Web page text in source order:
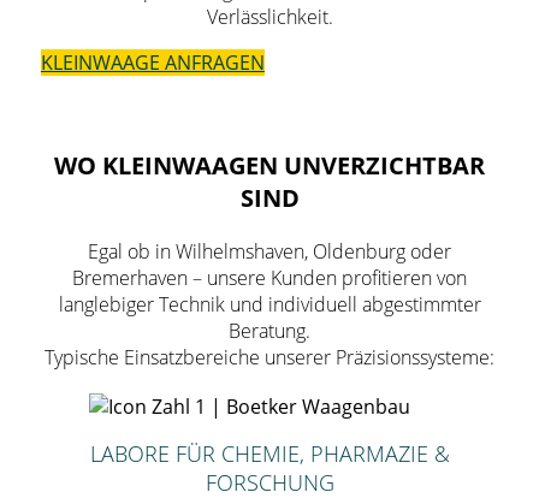
Verlässlichkeit.
KLEINWAAGE ANFRAGEN
WO KLEINWAAGEN UNVERZICHTBAR
SIND
Egal ob in Wilhelmshaven, Oldenburg oder
Bremerhaven – unsere Kunden profitieren von
langlebiger Technik und individuell abgestimmter
Beratung.
Typische Einsatzbereiche unserer Präzisionssysteme:
LABORE FÜR CHEMIE, PHARMAZIE &
FORSCHUNG